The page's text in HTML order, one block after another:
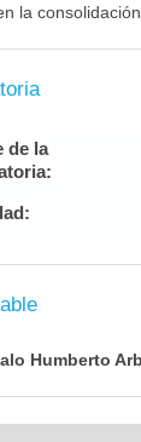
la
de la
Humberto